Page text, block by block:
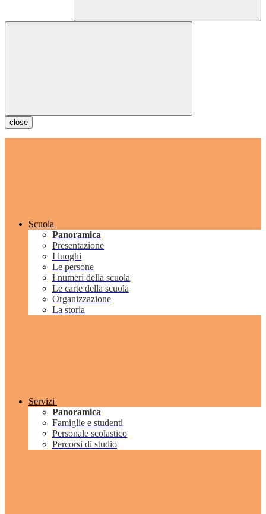
close
Scuola
Panoramica
Presentazione
I luoghi
Le persone
I numeri della scuola
Le carte della scuola
Organizzazione
La storia
Servizi
Panoramica
Famiglie e studenti
Personale scolastico
Percorsi di studio